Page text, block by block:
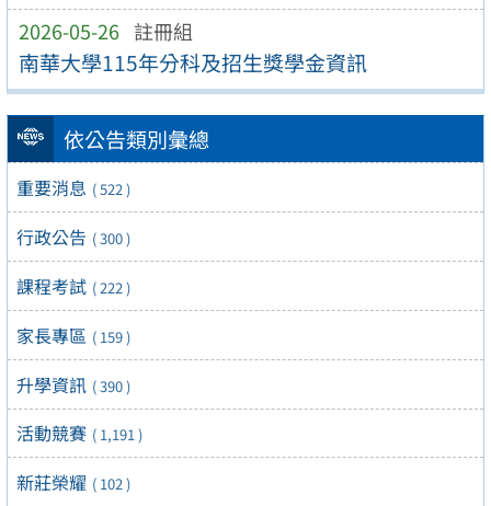
2026-05-26 註冊組
南華大學115年分科及招生獎學金資訊
依公告類別彙總
重要消息 ( 522 )
行政公告 ( 300 )
課程考試 ( 222 )
家長專區 ( 159 )
升學資訊 ( 390 )
活動競賽 ( 1,191 )
新莊榮耀 ( 102 )